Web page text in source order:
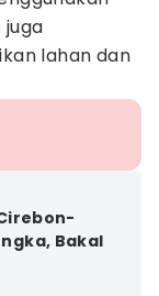
juga
lahan dan
Bakal